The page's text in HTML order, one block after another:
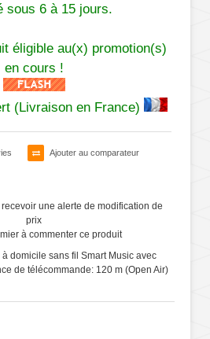
sous 6 à 15 jours.
éligible au(x) promotion(s)
en cours !
(Livraison en France)
Ajouter au comparateur
une alerte de modification de
prix
à commenter ce produit
domicile sans fil Smart Music avec
de télécommande: 120 m (Open Air)